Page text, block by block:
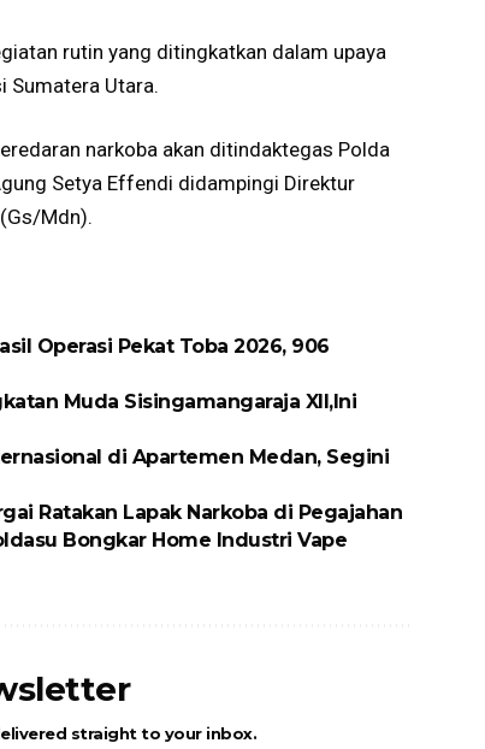
rutin yang ditingkatkan dalam upaya
Sumatera Utara.
narkoba akan ditindaktegas Polda
Setya Effendi didampingi Direktur
Mdn).
Operasi Pekat Toba 2026, 906
Muda Sisingamangaraja XII,Ini
di Apartemen Medan, Segini
Ratakan Lapak Narkoba di Pegajahan
Bongkar Home Industri Vape
straight to your inbox.